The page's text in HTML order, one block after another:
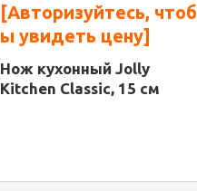
[Авторизуйтесь, чтоб
ы увидеть цену]
Нож кухонный Jolly
Kitchen Classic, 15 см